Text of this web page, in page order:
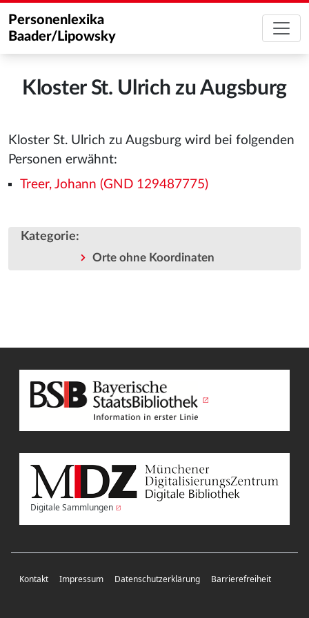
Personenlexika
Baader/Lipowsky
Kloster St. Ulrich zu Augsburg
Kloster St. Ulrich zu Augsburg wird bei folgenden
Personen erwähnt:
Treer, Johann (GND 129487775)
Kategorie:
Orte ohne Koordinaten
Digitale Sammlungen
Kontakt Impressum Datenschutzerklärung Barrierefreiheit